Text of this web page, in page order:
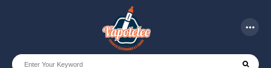
more_horiz